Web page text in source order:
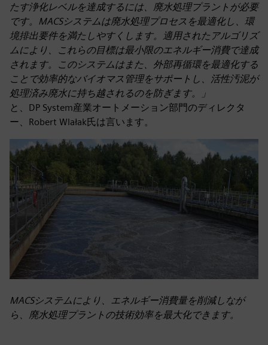
たす浄化レベルを達成するには、廃水処理プラントが必要
です。MACSシステムは廃水処理プロセスを最適化し、環
境排出要件を満たしやすくします。適用されたアルゴリズ
ムにより、これらの目標は最小限のエネルギー消費で達成
されます。このシステムはまた、外部再循環を最適化する
ことで効率的なバイオマス管理をサポートし、活性汚泥が
処理済み廃水に持ち越されるのを防ぎます。」
と、DP System産業オートメーション部門のディレクタ
ー、Robert Wlałak氏は言います。
MACSシステムにより、エネルギー消費量を削減しなが
ら、廃水処理プラントの技術効率を最大化できます。